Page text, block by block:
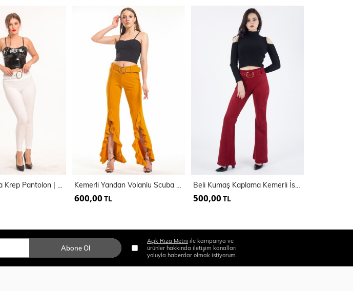
Kemerli Scuba Krep Pantolon | Pnt33395 Kemerli Yandan Volanlu Scuba Krep Pantolon_Pnt33381
600,00 TL
Beli Kumaş Kaplama Kemerli İspanyol Paça Süet | Pnt32574
500,00 TL
Abone Ol
Açık Rıza Metni ile kampanya ve
ürünler hakkında iletişim kanalları
yoluyla haberdar olmak istiyorum.